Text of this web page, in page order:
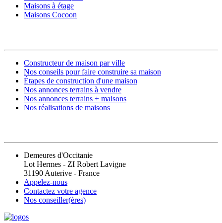
Maisons à étage
Maisons Cocoon
Constructeur de maison par ville
Nos conseils pour faire construire sa maison
Étapes de construction d'une maison
Nos annonces terrains à vendre
Nos annonces terrains + maisons
Nos réalisations de maisons
Demeures d'Occitanie
Lot Hermes - ZI Robert Lavigne
31190 Auterive - France
Appelez-nous
Contactez votre agence
Nos conseiller(ères)